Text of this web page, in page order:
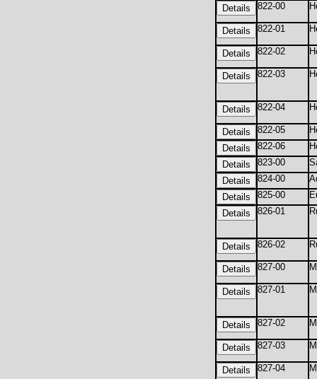
822-00
822-01
822-02
822-03
822-04
822-05
822-06
823-00
824-00
825-00
826-01
826-02
827-00
827-01
827-02
827-03
827-04